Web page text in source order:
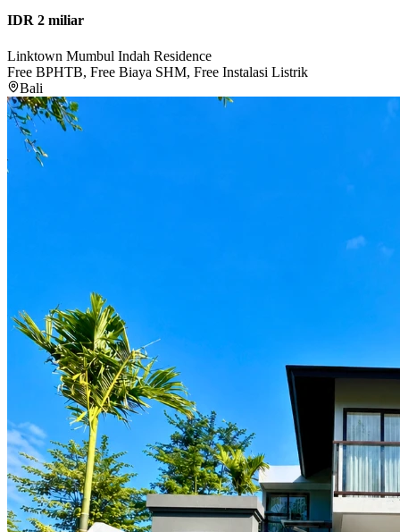
IDR 2 miliar
Linktown Mumbul Indah Residence
Free BPHTB, Free Biaya SHM, Free Instalasi Listrik
Bali